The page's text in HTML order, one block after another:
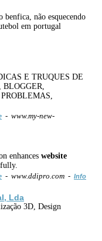
benfica, não esquecendo
em portugal
E TRUQUES DE
- www.my-new-
enhances website
- www.ddipro.com - Info
Lda
3D, Design